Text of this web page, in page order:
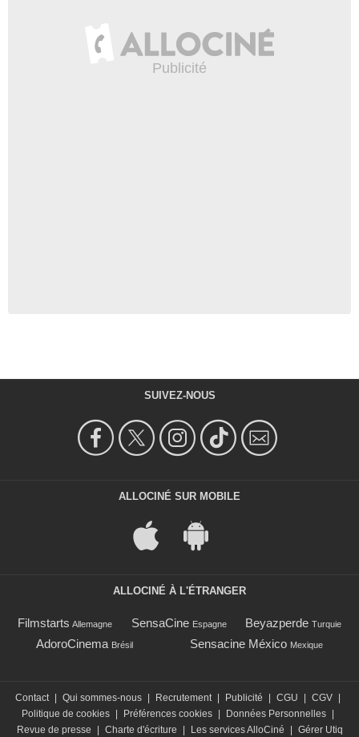
SUIVEZ-NOUS
ALLOCINÉ SUR MOBILE
ALLOCINÉ À L'ÉTRANGER
Filmstarts Allemagne SensaCine Espagne Beyazperde Turquie
AdoroCinema Brésil Sensacine México Mexique
Contact | Qui sommes-nous | Recrutement | Publicité | CGU | CGV |
Politique de cookies | Préférences cookies | Données Personnelles |
Revue de presse
| Charte d'écriture | Les services AlloCiné | Gérer Utiq